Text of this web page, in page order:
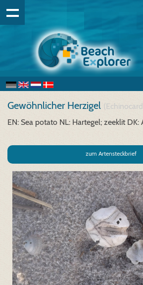
Gewöhnlicher Herzigel
EN: Sea potato NL: Hartegel; zeeklit DK:
zum Artensteckbrief